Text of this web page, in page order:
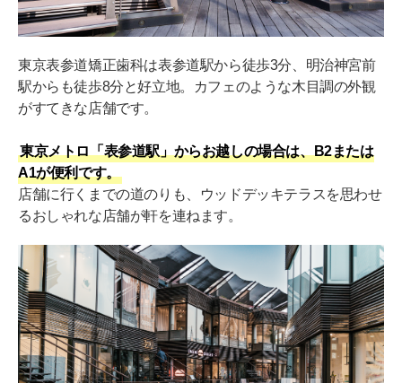
東京表参道矯正歯科は表参道駅から徒歩3分、明治神宮前
駅からも徒歩8分と好立地。カフェのような木目調の外観
がすてきな店舗です。
東京メトロ「表参道駅」からお越しの場合は、B2または
A1が便利です。
店舗に行くまでの道のりも、ウッドデッキテラスを思わせ
るおしゃれな店舗が軒を連ねます。